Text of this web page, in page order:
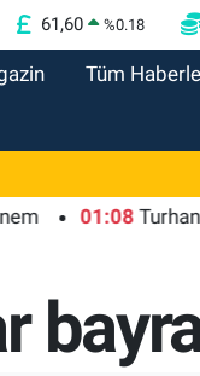
61,60 %0.18
Tüm
01:08 Turhan